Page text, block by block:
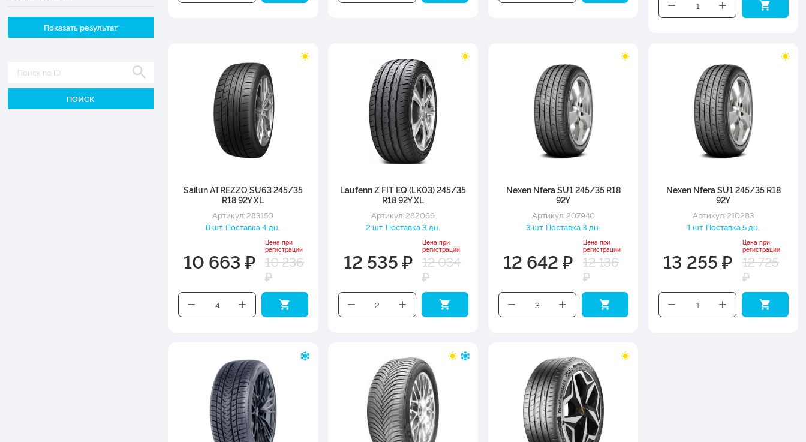
Ширина
Диаметр
Показать результат
Sailun ATREZZO SU63 245/35
R18 92Y XL
Артикул: 283150
8 шт. Поставка 4 дн.
10 663 ₽
Цена при
регистрации
10 236
₽
Laufenn Z FIT EQ (LK03) 245/35
R18 92Y XL
Артикул: 282066
2 шт. Поставка 3 дн.
12 535 ₽
Цена при
регистрации
12 034
₽
Nexen Nfera SU1 245/35 R18
92Y
Артикул: 207940
3 шт. Поставка 3 дн.
12 642 ₽
Цена при
регистрации
12 136
₽
Nexen Nfera SU1 245/35 R18
92Y
Артикул: 210283
1 шт. Поставка 5 дн.
13 255 ₽
Цена при
регистрации
12 725
₽